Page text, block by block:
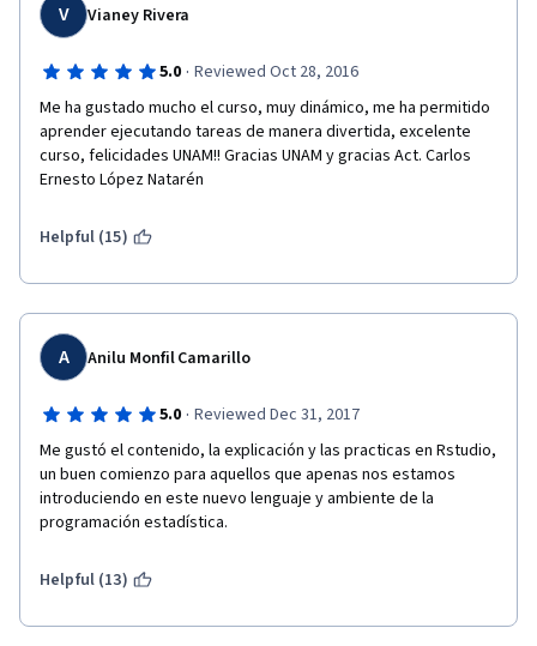
V Vianey Rivera
5.0 · Reviewed Oct 28, 2016
Me ha gustado mucho el curso, muy dinámico, me ha permitido
aprender ejecutando tareas de manera divertida, excelente
curso, felicidades UNAM!! Gracias UNAM y gracias Act. Carlos
Ernesto López Natarén
Helpful (15)
A Anilu Monfil Camarillo
5.0 · Reviewed Dec 31, 2017
Me gustó el contenido, la explicación y las practicas en Rstudio,
un buen comienzo para aquellos que apenas nos estamos
introduciendo en este nuevo lenguaje y ambiente de la
programación estadística.
Helpful (13)